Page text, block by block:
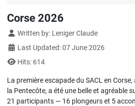
Corse 2026
Details
Written by: Leniger Claude
Last Updated: 07 June 2026
Hits: 614
La première escapade du SACL en
la Pentecôte, a été une belle et agréable
21 participants — 16 plongeurs et 5